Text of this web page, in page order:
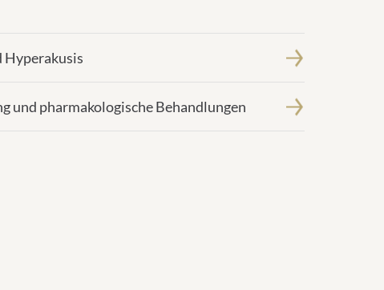
Hyperakusis
und pharmakologische Behandlungen